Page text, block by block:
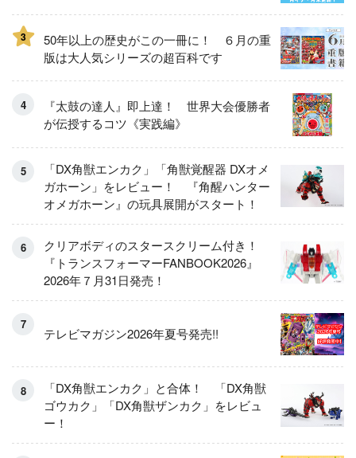
3
50年以上の歴史がこの一冊に！ ６月の重
版は大人気シリーズの超百科です
『太鼓の達人』即上達！ 世界大会優勝者
が伝授するコツ《実践編》
「DX角獣エンカク」「角獣覚醒器 DXオメ
ガホーン」をレビュー！ 『角醒ハンター
オメガホーン』の玩具展開がスタート！
クリアボディのスタースクリーム付き！
『トランスフォーマーFANBOOK2026』
2026年７月31日発売！
テレビマガジン2026年夏号発売!!
「DX角獣エンカク」と合体！ 「DX角獣
ゴウカク」「DX角獣ザンカク」をレビュ
ー！